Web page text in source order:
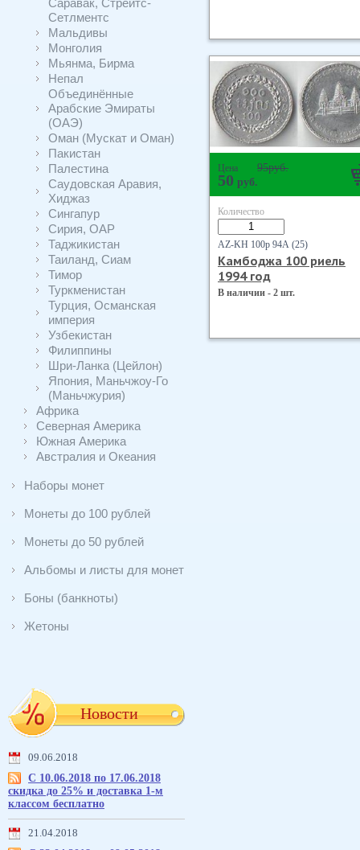
Саравак, Стрейтс-
Сетлментс
Мальдивы
Монголия
Мьянма, Бирма
Непал
Объединённые
Арабские Эмираты
(ОАЭ)
Оман (Мускат и Оман)
Пакистан
Палестина
Саудовская Аравия,
Хиджаз
Сингапур
Сирия, ОАР
Таджикистан
Таиланд, Сиам
Тимор
Туркменистан
Турция, Османская
империя
Узбекистан
Филиппины
Шри-Ланка (Цейлон)
Япония, Маньчжоу-Го
(Маньчжурия)
Африка
Северная Америка
Южная Америка
Австралия и Океания
Наборы монет
Монеты до 100 рублей
Монеты до 50 рублей
Альбомы и листы для монет
Боны (банкноты)
Жетоны
Новости
09.06.2018
С 10.06.2018 по 17.06.2018
скидка до 25% и доставка 1-м
классом бесплатно
21.04.2018
Цена 95руб.
50 руб.
Количество
AZ-KH 100р 94А (25)
Камбоджа 100 риель
1994 год
В наличии - 2 шт.